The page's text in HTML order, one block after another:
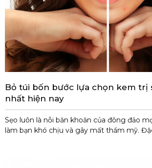
Bỏ túi bốn bước lựa chọn kem trị
nhất hiện nay
Sẹo luôn là nỗi băn khoăn của đông đảo
làm bạn khó chịu và gây mất thẩm mỹ.